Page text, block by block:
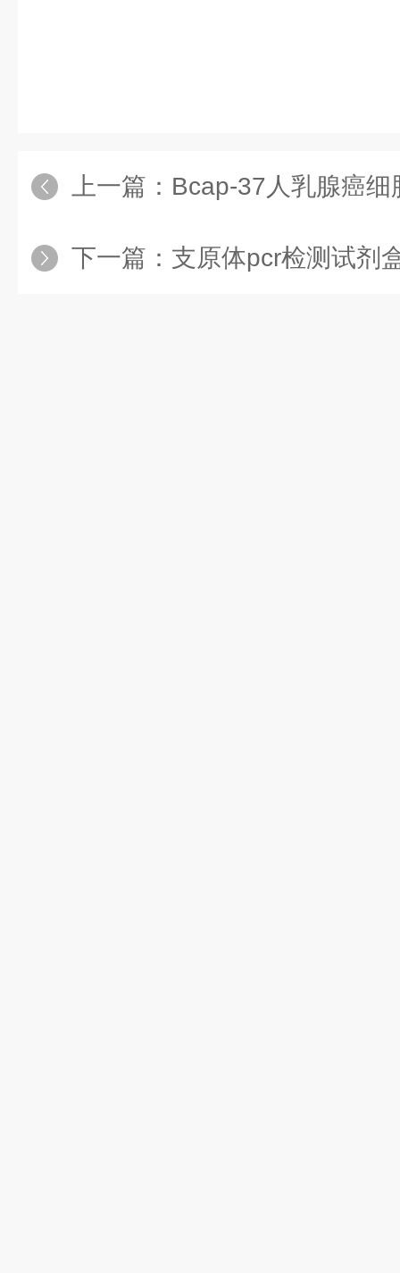
上一篇： Bcap-37人乳腺癌
下一篇： 支原体pcr检测试剂盒测